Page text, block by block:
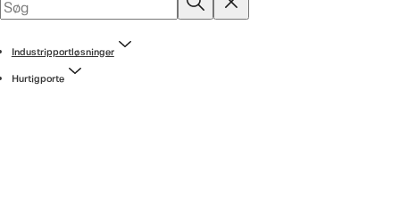
Industripportløsninger
Hurtigporte